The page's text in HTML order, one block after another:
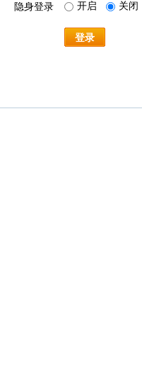
隐身登录 开启 关闭
登录